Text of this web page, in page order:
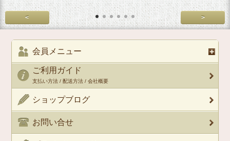
< >
会員メニュー
ご利用ガイド
支払い方法 / 配送方法 / 会社概要
ショップブログ
お問い合せ